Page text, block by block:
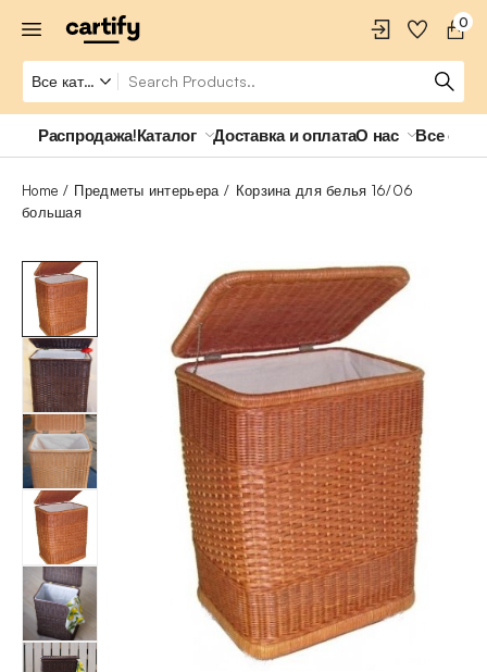
0
Распродажа!Каталог Доставка и оплатаО нас Все о
Home Предметы интерьера
Корзина для белья 16/06
большая